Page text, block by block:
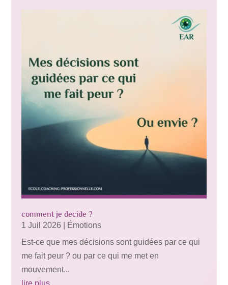
comment je decide ?
1 Juil 2026
Émotions
Est-ce que mes décisions sont guidées par ce qui
me fait peur ? ou par ce qui me met en
mouvement...
lire plus